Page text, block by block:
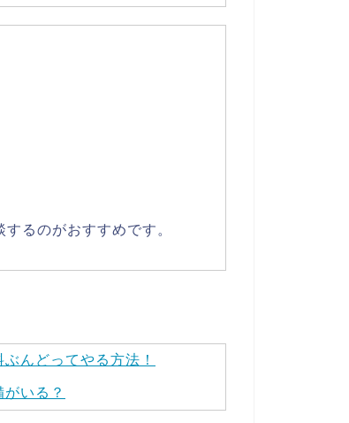
るのがおすすめです。
んどってやる方法！
いる？